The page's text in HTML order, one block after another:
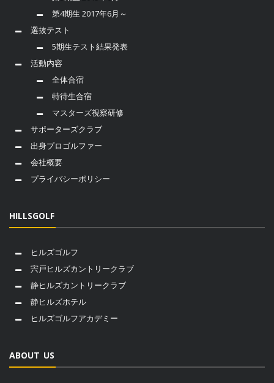
第4期生 2017年6月～
選抜テスト
5期生テスト結果発表
活動内容
全体合宿
特待生合宿
マスターズ視察研修
サポーターズクラブ
出身プロゴルファー
会社概要
プライバシーポリシー
HILLSGOLF
ヒルズゴルフ
宍戸ヒルズカントリークラブ
静ヒルズカントリークラブ
静ヒルズホテル
ヒルズゴルフアカデミー
ABOUT US